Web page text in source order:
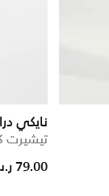
نايكي دراي
تيشيرت
from79.00 ر.س